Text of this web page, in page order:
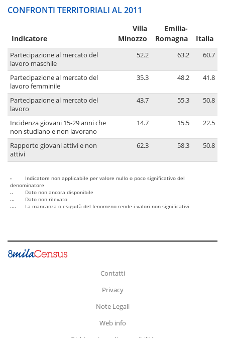
CONFRONTI TERRITORIALI AL 2011
Indicatore
Villa
Minozzo
Emilia-
Romagna
Italia
Partecipazione al mercato del
lavoro maschile
52.2 63.2 60.7
Partecipazione al mercato del
lavoro femminile
35.3 48.2 41.8
Partecipazione al mercato del
lavoro
43.7 55.3 50.8
Incidenza giovani 15-29 anni che
non studiano e non lavorano
14.7 15.5 22.5
Rapporto giovani attivi e non
attivi
62.3 58.3 50.8
-
Indicatore non applicabile per valore nullo o poco significativo del
denominatore
..
Dato non ancora disponibile
...
Dato non rilevato
....
La mancanza o esiguità del fenomeno rende i valori non significativi
Contatti
Privacy
Note Legali
Web info